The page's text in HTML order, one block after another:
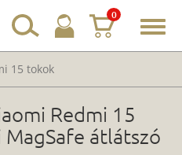
0
15 tokok
Redmi 15
átlátszó